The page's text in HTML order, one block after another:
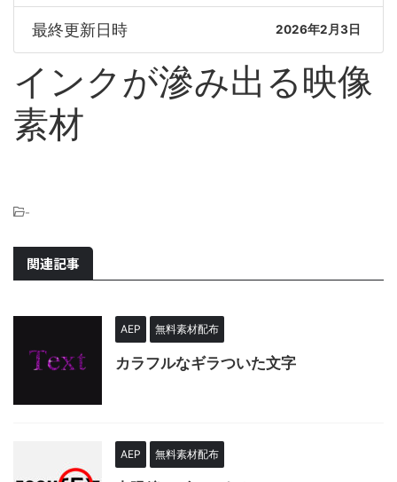
最終更新日時 2026年2月3日
インクが滲み出る映像
素材
-
関連記事
AEP 無料素材配布
カラフルなギラついた文字
AEP 無料素材配布